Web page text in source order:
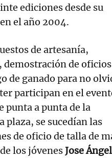
ediciones desde su
el año 2004.
de artesanía,
de oficios
de ganado para no
participan en el
punta a punta de la
se sucedían las
de oficio de talla de
los jóvenesJose